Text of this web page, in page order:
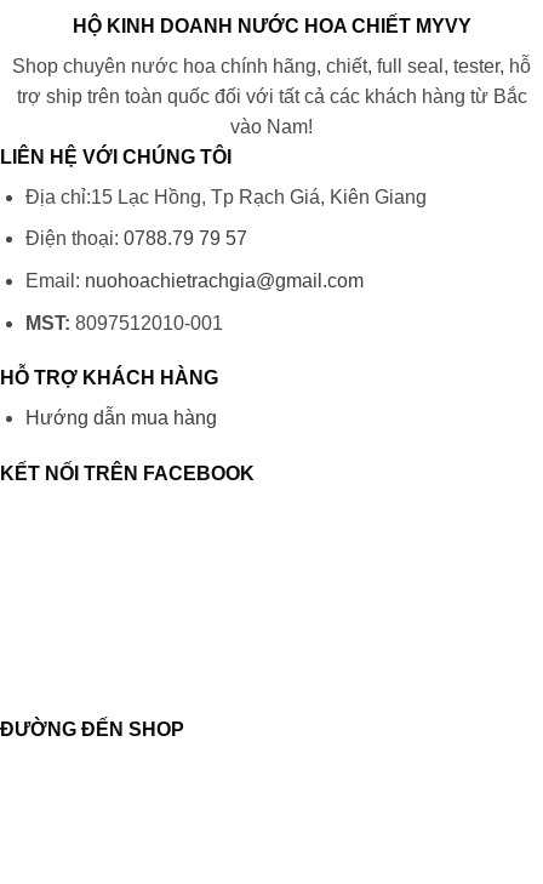
HỘ KINH DOANH NƯỚC HOA CHIẾT MYVY
Shop chuyên nước hoa chính hãng, chiết, full seal, tester, hỗ
trợ ship trên toàn quốc đối với tất cả các khách hàng từ Bắc
vào Nam!
LIÊN HỆ VỚI CHÚNG TÔI
Địa chỉ:15 Lạc Hồng, Tp Rạch Giá, Kiên Giang
Điện thoại: 0788.79 79 57
Email: nuohoachietrachgia@gmail.com
MST: 8097512010-001
HỖ TRỢ KHÁCH HÀNG
Hướng dẫn mua hàng
KẾT NỐI TRÊN FACEBOOK
ĐƯỜNG ĐẾN SHOP